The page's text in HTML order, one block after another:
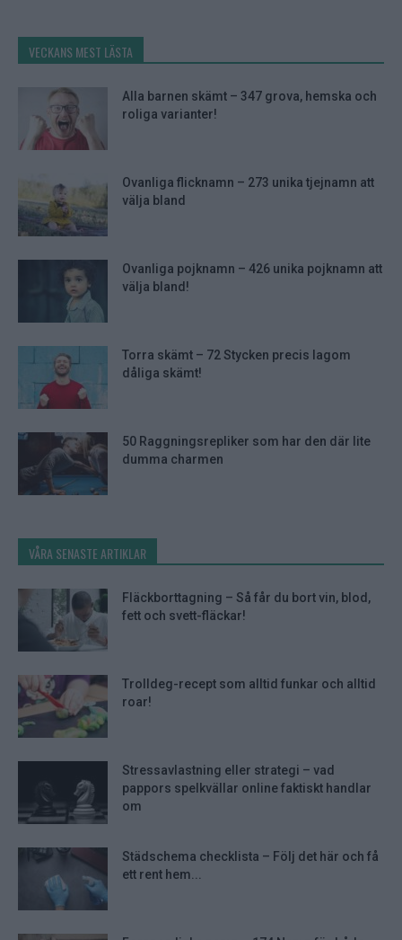
VECKANS MEST LÄSTA
Alla barnen skämt – 347 grova, hemska och
roliga varianter!
Ovanliga flicknamn – 273 unika tjejnamn att
välja bland
Ovanliga pojknamn – 426 unika pojknamn att
välja bland!
Torra skämt – 72 Stycken precis lagom
dåliga skämt!
50 Raggningsrepliker som har den där lite
dumma charmen
VÅRA SENASTE ARTIKLAR
Fläckborttagning – Så får du bort vin, blod,
fett och svett-fläckar!
Trolldeg-recept som alltid funkar och alltid
roar!
Stressavlastning eller strategi – vad
pappors spelkvällar online faktiskt handlar
om
Städschema checklista – Följ det här och få
ett rent hem...